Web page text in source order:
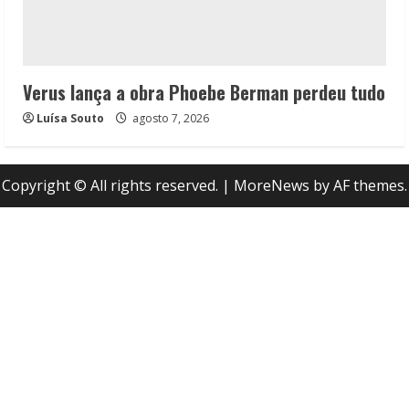
Verus lança a obra Phoebe Berman perdeu tudo
Luísa Souto agosto 7, 2026
Copyright © All rights reserved. | MoreNews by AF themes.